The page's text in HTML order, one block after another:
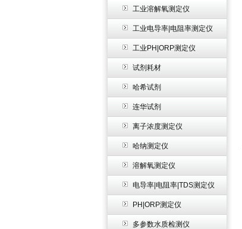
工业溶解氧测定仪
工业电导率|电阻率测定仪
工业PH|ORP测定仪
试剂耗材
哈希试剂
连华试剂
离子浓度测定仪
哈纳测定仪
溶解氧测定仪
电导率|电阻率|TDS测定仪
PH|ORP测定仪
多参数水质检测仪